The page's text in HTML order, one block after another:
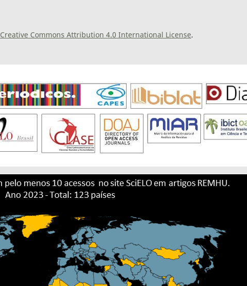
Creative Commons Attribution 4.0 International License.